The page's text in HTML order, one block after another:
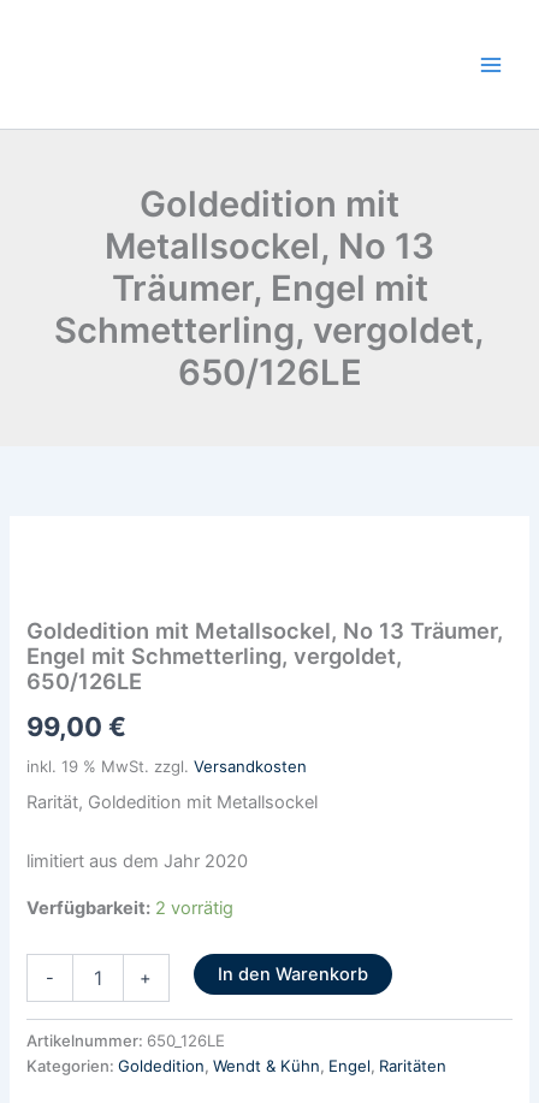
Goldedition mit
Metallsockel, No 13
Träumer, Engel mit
Schmetterling, vergoldet,
650/126LE
Goldedition mit Metallsockel, No 13 Träumer,
Engel mit Schmetterling, vergoldet,
650/126LE
99,00€
inkl. 19 % MwSt. zzgl.Versandkosten
Rarität, Goldedition mit Metallsockel
limitiert aus dem Jahr 2020
Verfügbarkeit: 2 vorrätig
-
13
Träumer,
Engel
Schmetterling,
650/126LE
Menge
+ In den Warenkorb
Artikelnummer: 650_126LE
Kategorien:Goldedition,Wendt & Kühn, Engel, Raritäten